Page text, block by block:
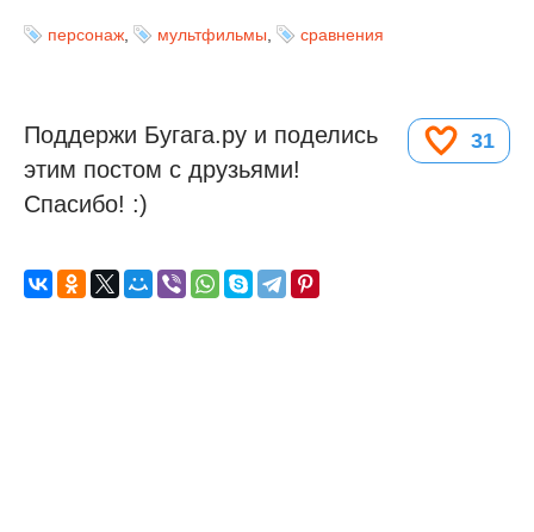
персонаж, мультфильмы, сравнения
31
Поддержи Бугага.ру и поделись
этим постом с друзьями!
Спасибо! :)